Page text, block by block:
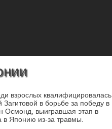
взрослых квалифицировалась
в борьбе за победу в
Осмонд, выигравшая этап в
в Японию из-за травмы.